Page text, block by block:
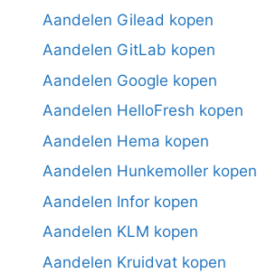
Aandelen Gilead kopen
Aandelen GitLab kopen
Aandelen Google kopen
Aandelen HelloFresh kopen
Aandelen Hema kopen
Aandelen Hunkemoller kopen
Aandelen Infor kopen
Aandelen KLM kopen
Aandelen Kruidvat kopen